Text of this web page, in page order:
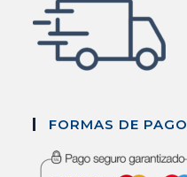
FORMAS DE PAGO